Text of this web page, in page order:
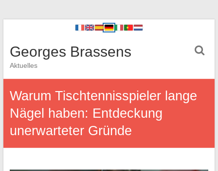
Georges Brassens
Aktuelles
Warum Tischtennisspieler lange
Nägel haben: Entdeckung
unerwarteter Gründe